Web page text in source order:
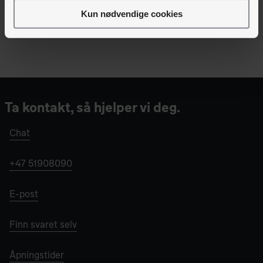
Kun nødvendige cookies
Ta kontakt, så hjelper vi deg.
Chat
+47 51908090
E-post
Finn svaret selv
Åpningstider